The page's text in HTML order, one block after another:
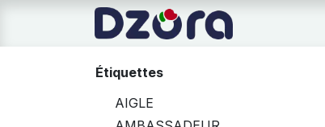
Se rendre au contenu
Étiquettes
AIGLE